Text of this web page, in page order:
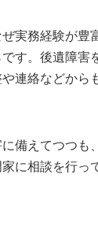
実務経験が豊
す。後遺障害
連絡などから
備えてつつも、
に相談を行っ